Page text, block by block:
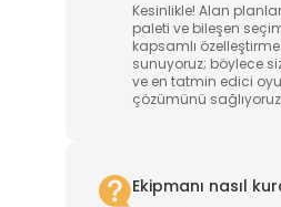
Kesinlikle! Alan
paleti ve bileşen
kapsamlı
sunuyoruz; böylece
ve en tatmin edici
çözümünü
Ekipmanı nasıl